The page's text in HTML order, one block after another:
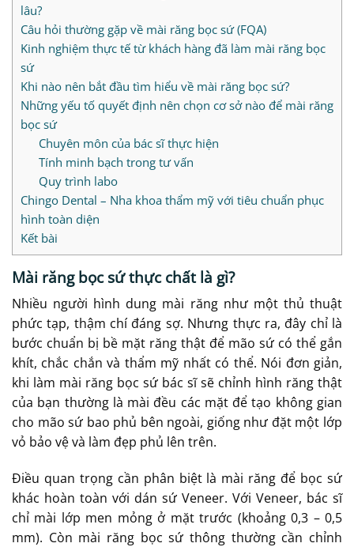
lâu?
Câu hỏi thường gặp về mài răng bọc sứ (FQA)
Kinh nghiệm thực tế từ khách hàng đã làm mài răng bọc
sứ
Khi nào nên bắt đầu tìm hiểu về mài răng bọc sứ?
Những yếu tố quyết định nên chọn cơ sở nào để mài răng
bọc sứ
Chuyên môn của bác sĩ thực hiện
Tính minh bạch trong tư vấn
Quy trình labo
Chingo Dental – Nha khoa thẩm mỹ với tiêu chuẩn phục
hình toàn diện
Kết bài
Mài răng bọc sứ thực chất là gì?
Nhiều người hình dung mài răng như một thủ thuật
phức tạp, thậm chí đáng sợ. Nhưng thực ra, đây chỉ là
bước chuẩn bị bề mặt răng thật để mão sứ có thể gắn
khít, chắc chắn và thẩm mỹ nhất có thể. Nói đơn giản,
khi làm mài răng bọc sứ bác sĩ sẽ chỉnh hình răng thật
của bạn thường là mài đều các mặt để tạo không gian
cho mão sứ bao phủ bên ngoài, giống như đặt một lớp
vỏ bảo vệ và làm đẹp phủ lên trên.
Điều quan trọng cần phân biệt là mài răng để bọc sứ
khác hoàn toàn với dán sứ Veneer. Với Veneer, bác sĩ
chỉ mài lớp men mỏng ở mặt trước (khoảng 0,3 – 0,5
mm). Còn mài răng bọc sứ thông thường cần chỉnh